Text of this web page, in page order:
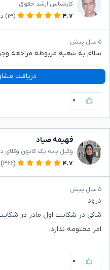
کارشناس ارشد حقوق
۴.۷
(۱۳)
۵ سال پیش
سلام به شعبه مربوطه مراجعه
دریافت
۰
فهیمه صیاد
وکیل پایه یک کانون وکلای
۴.۷
(۳۶۶)
۵ سال پیش
درود
شاکی در شکایت اول مادر در
امر مختومه ندارد.
۰